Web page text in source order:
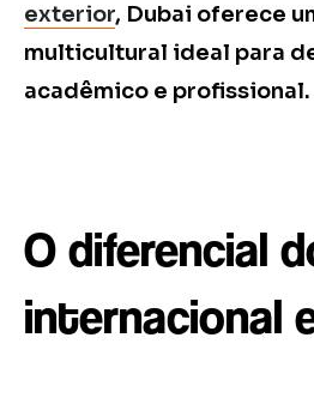
exterior, Dubai oferece
multicultural ideal para
acadêmico e profissional.
O diferencial
internacional